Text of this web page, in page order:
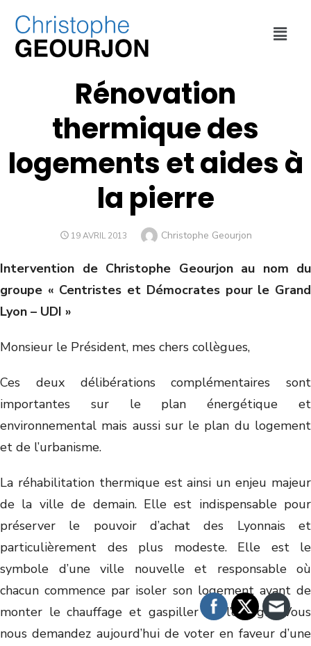
ECONOMIE,ENVIRONNEMENT
URBANISME
Rénovation
thermique des
logements et aides à
la pierre
19 AVRIL 2013 Christophe Geourjon
Intervention de Christophe Geourjon au nom du
groupe « Centristes et Démocrates pour le Grand
Lyon – UDI »
Monsieur le Président, mes chers collègues,
Ces deux délibérations complémentaires sont
importantes sur le plan énergétique et
environnemental mais aussi sur le plan du logement
et de l’urbanisme.
La réhabilitation thermique est ainsi un enjeu majeur
de la ville de demain. Elle est indispensable pour
préserver le pouvoir d’achat des Lyonnais et
particulièrement des plus modeste. Elle est le
symbole d’une ville nouvelle et responsable où
chacun commence par isoler son logement avant de
monter le chauffage et gaspiller de l’énergie. Vous
nous demandez aujourd’hui de voter en faveur d’une